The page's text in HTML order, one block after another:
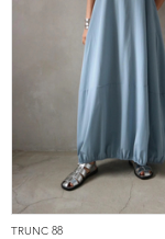
TRUNC 88